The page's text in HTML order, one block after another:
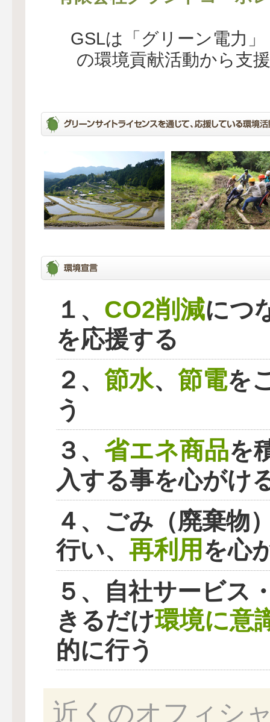
GSLは「グリーン電力
の環境貢献活動から支
１、 CO2削減につ
を応援する
２、 節水、 節電を
う
３、 省エネ商品を
入する事を心がけ
４、ごみ（廃棄物
行い、 再利用 を心
５、自社サービス
きるだけ環境に意
的に行う
近くのオフィシ